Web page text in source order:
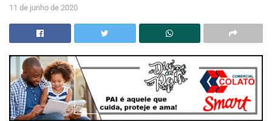
11 de junho de 2020